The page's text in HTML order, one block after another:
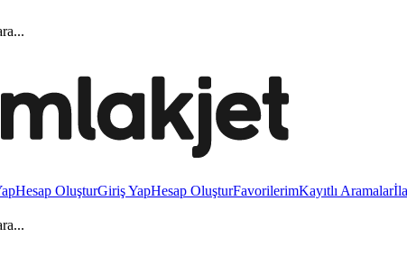
Hesap OluşturGiriş YapHesap OluşturFavorilerimKayıtlı Aramalar